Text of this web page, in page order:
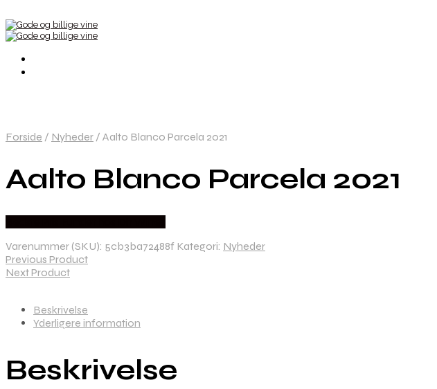
Forside / Nyheder / Aalto Blanco Parcela 2021
Aalto Blanco Parcela 2021
Varenummer (SKU): 5cb3ba72488f Kategori: Nyheder
Previous Product
Next Product
Beskrivelse
Yderligere information
Beskrivelse